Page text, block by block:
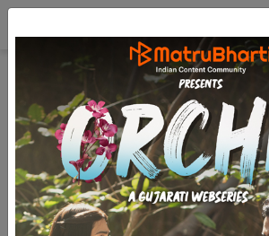
Chintanni Pale - Season
(28.3k) 3.9k